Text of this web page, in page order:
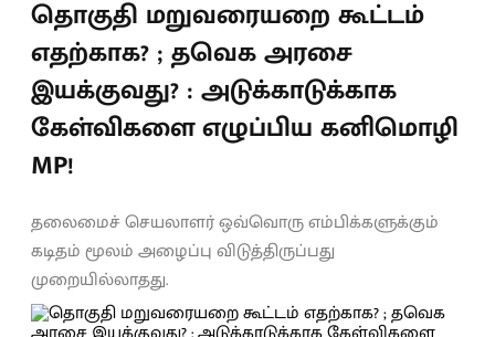
தொகுதி மறுவரையறை கூட்டம்
எதற்காக? ; தவெக அரசை
இயக்குவது? : அடுக்காடுக்காக
கேள்விகளை எழுப்பிய கனிமொழி
MP!
தலைமைச் செயலாளர் ஒவ்வொரு எம்பிக்களுக்கும்
கடிதம் மூலம் அழைப்பு விடுத்திருப்பது
முறையில்லாதது.